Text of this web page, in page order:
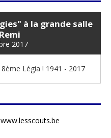
à la grande salle
2017
Légia ! 1941 - 2017
www.lesscouts.be